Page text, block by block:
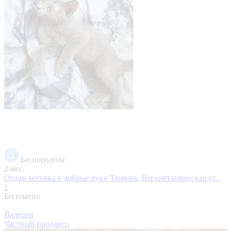
Беспородная
2 мес.
Отдам котенка в добрые руки Тюмень, Верхнетарманская ул.,
1
Бесплатно
Валерия
Частный продавец